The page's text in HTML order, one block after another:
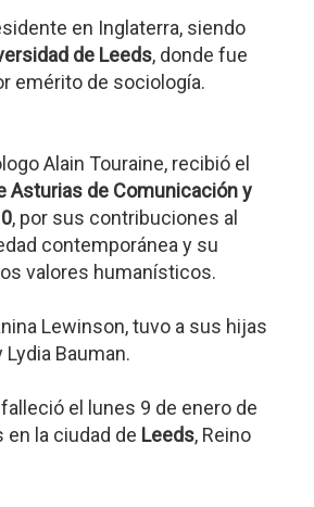
en Inglaterra, siendo
de Leeds, donde fue
emérito de sociología.
Alain Touraine, recibió el
Asturias de Comunicación y
, por sus contribuciones al
contemporánea y su
valores humanísticos.
Lewinson, tuvo a sus hijas
Lydia Bauman.
el lunes 9 de enero de
en la ciudad de Leeds, Reino